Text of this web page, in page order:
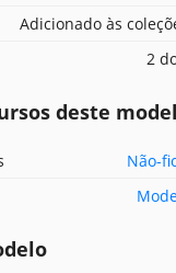
Adicionado às
2
deste
Não-